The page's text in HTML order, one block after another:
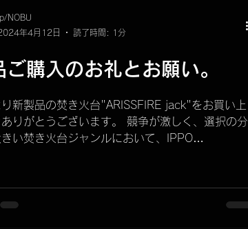
ご購入のお礼とお願い。
り新製品の焚き火台"ARISSFIRE jack"をお買い上
りがとうございます。 競争が激しく、選択の分
い焚き火台ジャンルにおいて、IPPO
NOBU
年4月12日
読了時間: 1分